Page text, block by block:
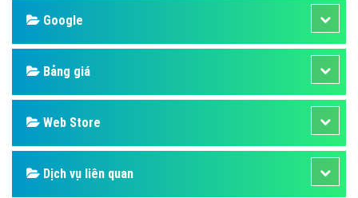
Google
Bảng giá
Web Store
Dịch vụ liên quan